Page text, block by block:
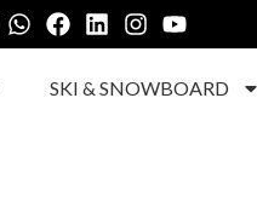
SKI & SNOWBOARD